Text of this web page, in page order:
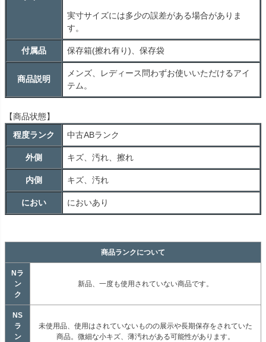
実寸サイズには多少の誤差がある場合がありま
す。
付属品 保存箱(擦れ有り)、保存袋
商品説明
メンズ、レディース問わずお使いいただけるアイ
テム。
【商品状態】
程度ランク
中古ABランク
外側 キズ、汚れ、擦れ
内側 キズ、汚れ
におい においあり
商品ランクについて
Nラ
ン
ク
新品、一度も使用されていない商品です。
NS
ラ
ン
未使用品、使用はされていないものの展示や長期保存をされていた
商品。微細な小キズ、薄汚れがある可能性があります。